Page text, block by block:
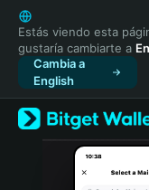
English
日本語
Tiếng Việt
Русский
Español
Türkçe
Italiano
Estás viendo esta
gustaría cambiarte a
Cambia a
English